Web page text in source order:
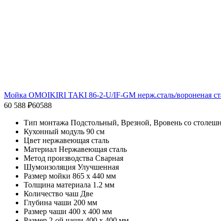
Мойка OMOIKIRI TAKI 86-2-U/IF-GM нерж.сталь/вороненая
60 588 ₽60588
Тип монтажа Подстольный, Врезной, Вровень со
Кухонный модуль 90 см
Цвет нержавеющая сталь
Материал Нержавеющая сталь
Метод производства Сварная
Шумоизоляция Улучшенная
Размер мойки 865 x 440 мм
Толщина материала 1.2 мм
Количество чаш Две
Глубина чаши 200 мм
Размер чаши 400 x 400 мм